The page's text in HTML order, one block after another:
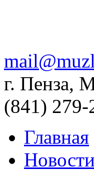
г. Пенза,
(841) 279-
Главная
Новости